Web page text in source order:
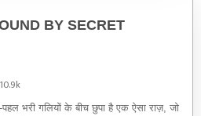
BY SECRET
10.9k
भरी गलियों के बीच छुपा है एक ऐसा राज़, जो